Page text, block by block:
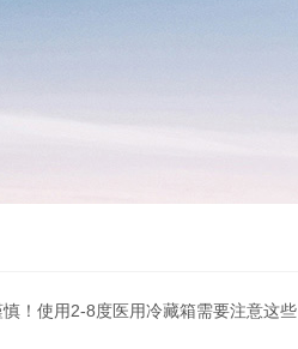
慎！使用2-8度医用冷藏箱需要注意这些